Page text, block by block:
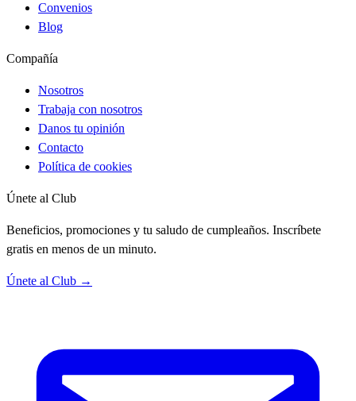
Convenios
Blog
Compañía
Nosotros
Trabaja con nosotros
Danos tu opinión
Contacto
Política de cookies
Únete al Club
Beneficios, promociones y tu saludo de cumpleaños. Inscríbete
gratis en menos de un minuto.
Únete al Club →